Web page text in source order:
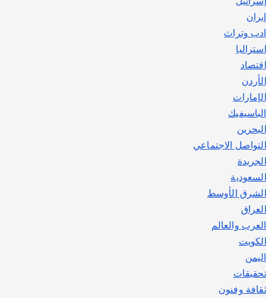
إيران
ادب وتراث
استراليا
اقتصاد
الأردن
الإمارات
الباسيفيك
البحرين
التواصل الاجتماعي
الجريدة
السعودية
الشرق الأوسط
العراق
العرب والعالم
الكويت
اليمن
تحقيقات
ثقافة وفنون